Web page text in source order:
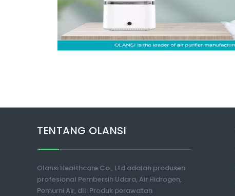
TENTANG OLANSI
Olansi Healthcare Co., Ltd adalah produsen
profesional Pembersih Udara, Air Hidrogen,
Pemurni Air, dll. Produk perawatan